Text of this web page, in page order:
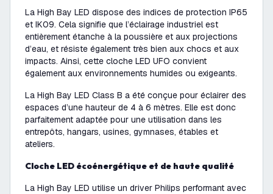
La High Bay LED dispose des indices de protection IP65
et IK09. Cela signifie que l’éclairage industriel est
entièrement étanche à la poussière et aux projections
d’eau, et résiste également très bien aux chocs et aux
impacts. Ainsi, cette cloche LED UFO convient
également aux environnements humides ou exigeants.
La High Bay LED Class B a été conçue pour éclairer des
espaces d’une hauteur de 4 à 6 mètres. Elle est donc
parfaitement adaptée pour une utilisation dans les
entrepôts, hangars, usines, gymnases, étables et
ateliers.
Cloche LED écoénergétique et de haute qualité
La High Bay LED utilise un driver Philips performant avec